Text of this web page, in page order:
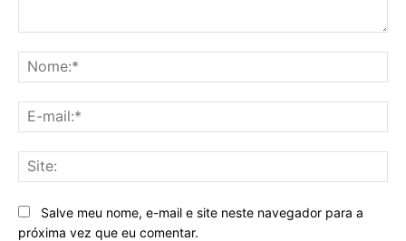
Salve meu nome, e-mail e site neste navegador para a
próxima vez que eu comentar.